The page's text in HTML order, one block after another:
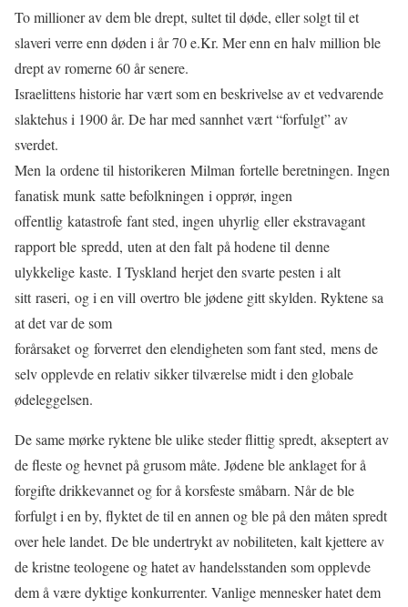
To millioner av dem ble drept, sultet til døde, eller solgt til et
slaveri verre enn døden i år 70 e.Kr. Mer enn en halv million ble
drept av romerne 60 år senere.
Israelittens historie har vært som en beskrivelse av et vedvarende
slaktehus i 1900 år. De har med sannhet vært “forfulgt” av
sverdet.
Men la ordene til historikeren Milman fortelle beretningen. Ingen
fanatisk munk satte befolkningen i opprør, ingen
offentlig katastrofe fant sted, ingen uhyrlig eller ekstravagant
rapport ble spredd, uten at den falt på hodene til denne
ulykkelige kaste. I Tyskland herjet den svarte pesten i alt
sitt raseri, og i en vill overtro ble jødene gitt skylden. Ryktene sa
at det var de som
forårsaket og forverret den elendigheten som fant sted, mens de
selv opplevde en relativ sikker tilværelse midt i den globale
ødeleggelsen.
De same mørke ryktene ble ulike steder flittig spredt, akseptert av
de fleste og hevnet på grusom måte. Jødene ble anklaget for å
forgifte drikkevannet og for å korsfeste småbarn. Når de ble
forfulgt i en by, flyktet de til en annen og ble på den måten spredt
over hele landet. De ble undertrykt av nobiliteten, kalt kjettere av
de kristne teologene og hatet av handelsstanden som opplevde
dem å være dyktige konkurrenter. Vanlige mennesker hatet dem